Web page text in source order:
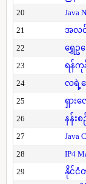
20
Java
21
အလင်
22
ရွှေဥဒ
23
ရန်ကု
24
လရဲ့အ
25
ရှား
26
နန်း
27
Java
28
IP4
29
နိုင်ငံ